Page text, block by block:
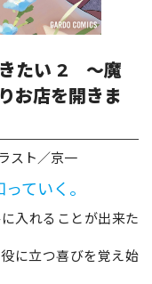
きたい 2 ～魔
お店を開きま
スト／京一
ていく。
入れることが出来た
に立つ喜びを覚え始